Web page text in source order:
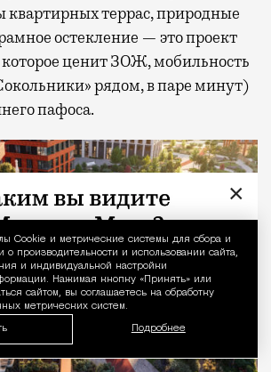
Уведомление
Сookie и метрические системы для сбора и
производительности и использовании сайта,
и индивидуальной настройки
Нажимая кнопку «Принять» или
сайтом, вы соглашаетесь на обработку
метрических систем.
Подробнее
квартирных террас, природные
остекление — это проект
ценит ЗОЖ, мобильность
рядом, в паре минут)
пафоса.
×